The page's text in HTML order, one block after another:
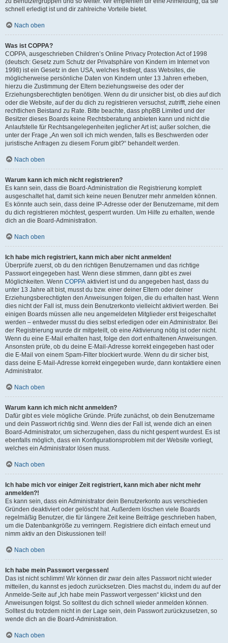
schnell erledigt ist und dir zahlreiche Vorteile bietet.
Nach oben
Was ist COPPA?
COPPA, ausgeschrieben Children’s Online Privacy Protection Act of 1998
(deutsch: Gesetz zum Schutz der Privatsphäre von Kindern im Internet von
1998) ist ein Gesetz in den USA, welches festlegt, dass Websites, die
möglicherweise persönliche Daten von Kindern unter 13 Jahren erheben,
hierzu die Zustimmung der Eltern beziehungsweise des oder der
Erziehungsberechtigten benötigen. Wenn du dir unsicher bist, ob dies auf dich
oder die Website, auf der du dich zu registrieren versuchst, zutrifft, ziehe einen
rechtlichen Beistand zu Rate. Bitte beachte, dass phpBB Limited und der
Besitzer dieses Boards keine Rechtsberatung anbieten kann und nicht die
Anlaufstelle für Rechtsangelegenheiten jeglicher Art ist; außer solchen, die
unter der Frage „An wen soll ich mich wenden, falls es Beschwerden oder
juristische Anfragen zu diesem Forum gibt?“ behandelt werden.
Nach oben
Warum kann ich mich nicht registrieren?
Es kann sein, dass die Board-Administration die Registrierung komplett
ausgeschaltet hat, damit sich keine neuen Benutzer mehr anmelden können.
Es könnte auch sein, dass deine IP-Adresse oder der Benutzername, mit dem
du dich registrieren möchtest, gesperrt wurden. Um Hilfe zu erhalten, wende
dich an die Board-Administration.
Nach oben
Ich habe mich registriert, kann mich aber nicht anmelden!
Überprüfe zuerst, ob du den richtigen Benutzernamen und das richtige
Passwort eingegeben hast. Wenn diese stimmen, dann gibt es zwei
Möglichkeiten. Wenn COPPA aktiviert ist und du angegeben hast, dass du
unter 13 Jahre alt bist, musst du bzw. einer deiner Eltern oder deiner
Erziehungsberechtigten den Anweisungen folgen, die du erhalten hast. Wenn
dies nicht der Fall ist, muss dein Benutzerkonto vielleicht aktiviert werden. Bei
einigen Boards müssen alle neu angemeldeten Mitglieder erst freigeschaltet
werden – entweder musst du dies selbst erledigen oder ein Administrator. Bei
der Registrierung wurde dir mitgeteilt, ob eine Aktivierung nötig ist oder nicht.
Wenn du eine E-Mail erhalten hast, folge den dort enthaltenen Anweisungen.
Ansonsten prüfe, ob du deine E-Mail-Adresse korrekt eingegeben hast oder
die E-Mail von einem Spam-Filter blockiert wurde. Wenn du dir sicher bist,
dass deine E-Mail-Adresse korrekt eingegeben wurde, dann kontaktiere einen
Administrator.
Nach oben
Warum kann ich mich nicht anmelden?
Dafür gibt es viele mögliche Gründe. Prüfe zunächst, ob dein Benutzername
und dein Passwort richtig sind. Wenn dies der Fall ist, wende dich an einen
Board-Administrator, um sicherzugehen, dass du nicht gesperrt wurdest. Es ist
ebenfalls möglich, dass ein Konfigurationsproblem mit der Website vorliegt,
welches ein Administrator lösen muss.
Nach oben
Ich habe mich vor einiger Zeit registriert, kann mich aber nicht mehr
anmelden?!
Es kann sein, dass ein Administrator dein Benutzerkonto aus verschieden
Gründen deaktiviert oder gelöscht hat. Außerdem löschen viele Boards
regelmäßig Benutzer, die für längere Zeit keine Beiträge geschrieben haben,
um die Datenbankgröße zu verringern. Registriere dich einfach erneut und
nimm aktiv an den Diskussionen teil!
Nach oben
Ich habe mein Passwort vergessen!
Das ist nicht schlimm! Wir können dir zwar dein altes Passwort nicht wieder
mitteilen, du kannst es jedoch zurücksetzen. Dies machst du, indem du auf der
Anmelde-Seite auf „Ich habe mein Passwort vergessen“ klickst und den
Anweisungen folgst. So solltest du dich schnell wieder anmelden können.
Solltest du trotzdem nicht in der Lage sein, dein Passwort zurückzusetzen, so
wende dich an die Board-Administration.
Nach oben